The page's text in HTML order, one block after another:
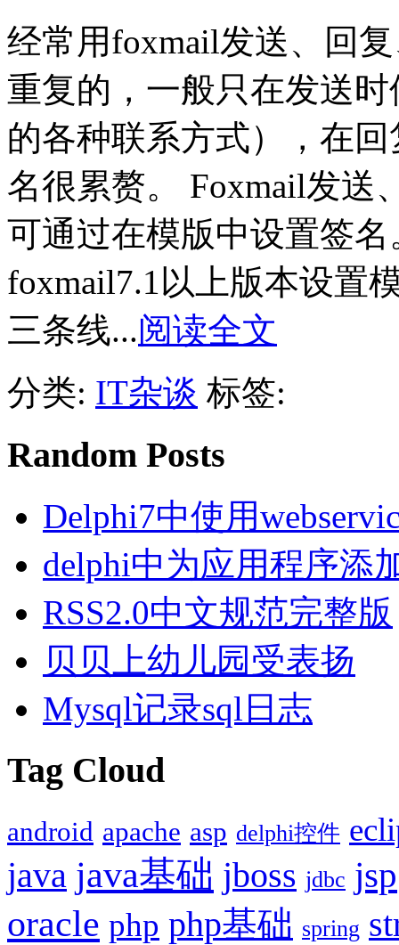
经常用foxmail发送、回
重复的，一般只在发送
的各种联系方式），在
名很累赘。 Foxmail发送
可通过在模版中设置签
foxmail7.1以上版本设置
三条线...阅读全文
分类: IT杂谈 标签:
Random Posts
Delphi7中使用
delphi中为应用程序添
RSS2.0中文规范完整版
贝贝上幼儿园受表扬
Mysql记录sql日志
Tag Cloud
android apache asp delphi控件
java java基础 jboss jdbc jsp
oracle php php基础 spring